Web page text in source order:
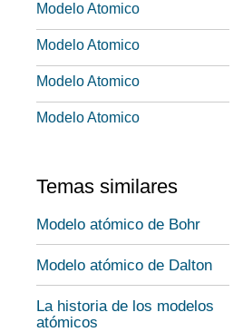
Modelo Atomico
Modelo Atomico
Modelo Atomico
Modelo Atomico
Temas similares
Modelo atómico de Bohr
Modelo atómico de Dalton
La historia de los modelos
atómicos